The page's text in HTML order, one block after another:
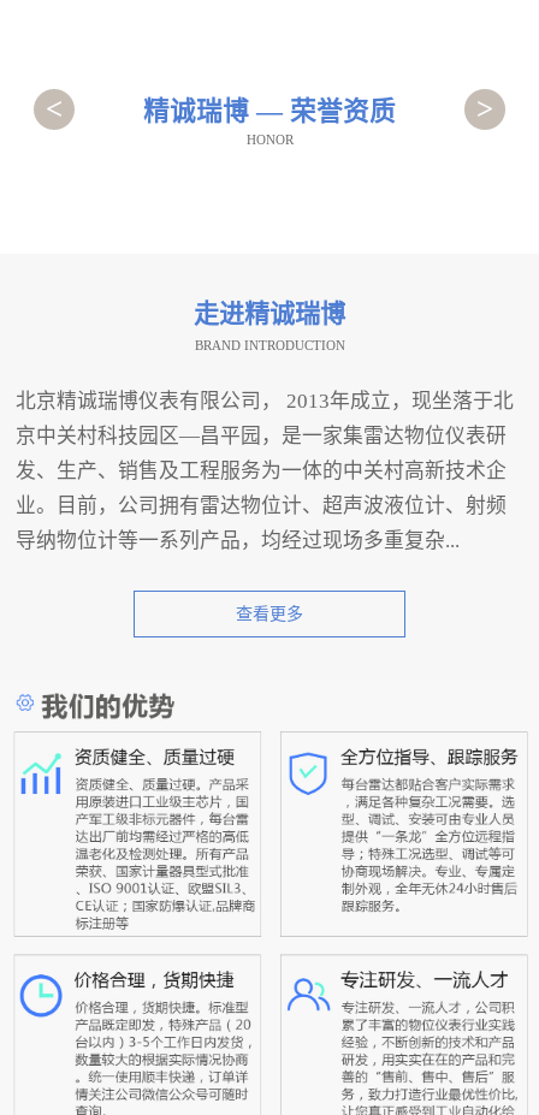
精诚瑞博 — 荣誉资质
HONOR
< >
走进精诚瑞博
BRAND INTRODUCTION
北京精诚瑞博仪表有限公司， 2013年成立，现坐落于北
京中关村科技园区—昌平园，是一家集雷达物位仪表研
发、生产、销售及工程服务为一体的中关村高新技术企
业。目前，公司拥有雷达物位计、超声波液位计、射频
导纳物位计等一系列产品，均经过现场多重复杂...
查看更多